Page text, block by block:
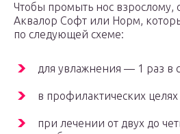
Чтобы промыть нос взрослому,
Аквалор Софт или Норм,
по следующей схеме:
для увлажнения — 1 раз в
в профилактических
при лечении от двух до